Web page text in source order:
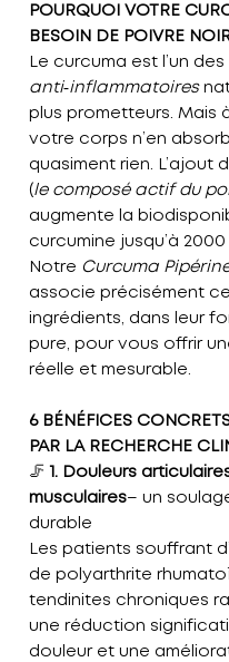
POURQUOI VOTRE
BESOIN DE POIVRE
Le curcuma est l’un des
anti‑inflammatoires
plus prometteurs. Mais
votre corps n’en
quasiment rien. L’ajout
(le composé actif du
augmente la
curcumine jusqu’à 2000
Notre Curcuma
associe précisément
ingrédients, dans leur
pure, pour vous offrir
réelle et mesurable.
6 BÉNÉFICES
PAR LA RECHERCHE
🦵
1. Douleurs
musculaires– un
durable
Les patients souffrant
de polyarthrite
tendinites chroniques
une réduction
douleuret une